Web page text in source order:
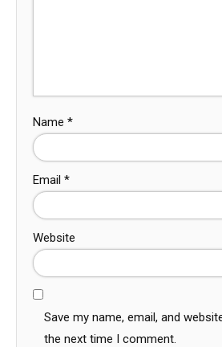
Name *
Email *
Website
Save my name, email, and
the next time I comment.